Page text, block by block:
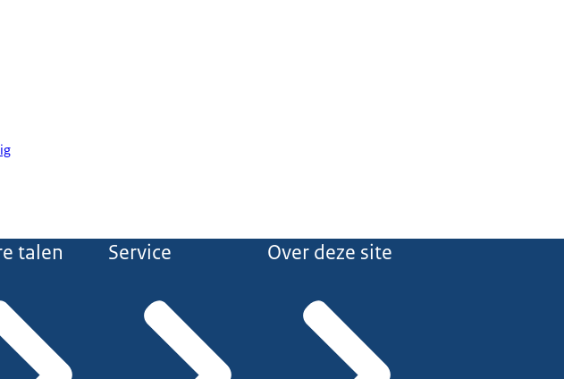
talen Service Over deze site